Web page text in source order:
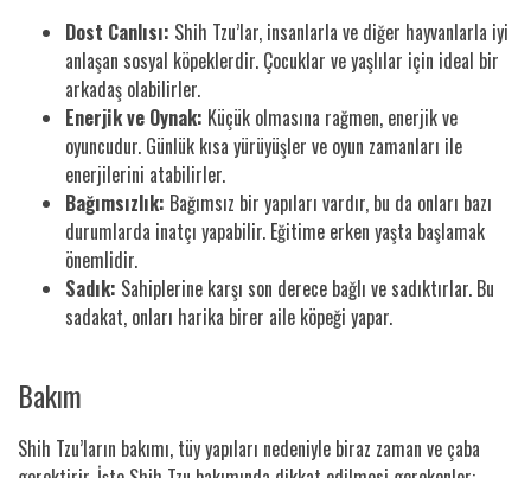
Dost Canlısı: Shih Tzu’lar, insanlarla ve diğer hayvanlarla iyi
anlaşan sosyal köpeklerdir. Çocuklar ve yaşlılar için ideal bir
arkadaş olabilirler.
Enerjik ve Oynak: Küçük olmasına rağmen, enerjik ve
oyuncudur. Günlük kısa yürüyüşler ve oyun zamanları ile
enerjilerini atabilirler.
Bağımsızlık: Bağımsız bir yapıları vardır, bu da onları bazı
durumlarda inatçı yapabilir. Eğitime erken yaşta başlamak
önemlidir.
Sadık: Sahiplerine karşı son derece bağlı ve sadıktırlar. Bu
sadakat, onları harika birer aile köpeği yapar.
Bakım
Shih Tzu’ların bakımı, tüy yapıları nedeniyle biraz zaman ve çaba